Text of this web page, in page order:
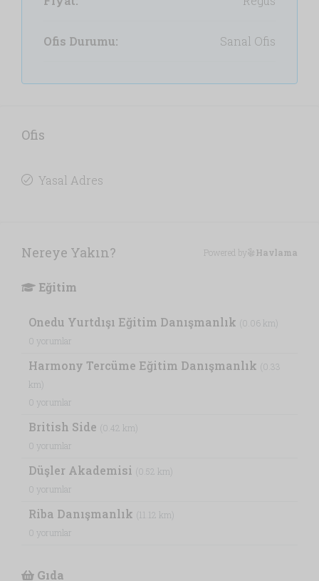
Ofis Durumu: Sanal Ofis
Ofis
Yasal Adres
Nereye Yakın? Powered by Havlama
Eğitim
Onedu Yurtdışı Eğitim Danışmanlık (0.06 km)
0 yorumlar
Harmony Tercüme Eğitim Danışmanlık (0.33
km)
0 yorumlar
British Side (0.42 km)
0 yorumlar
Düşler Akademisi (0.52 km)
0 yorumlar
Riba Danışmanlık (11.12 km)
0 yorumlar
Gıda